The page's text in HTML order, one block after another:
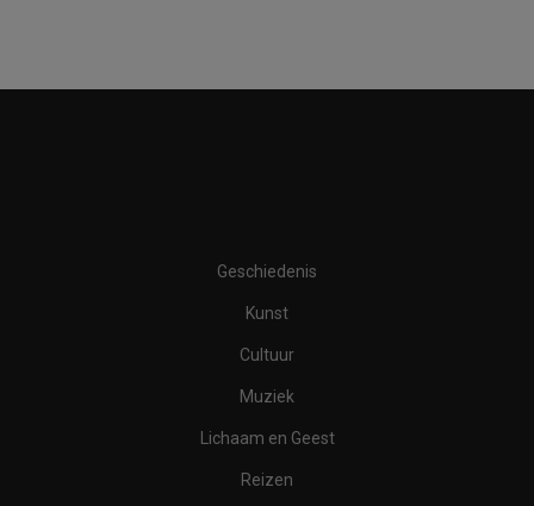
Geschiedenis
Kunst
Cultuur
Muziek
Lichaam en Geest
Reizen